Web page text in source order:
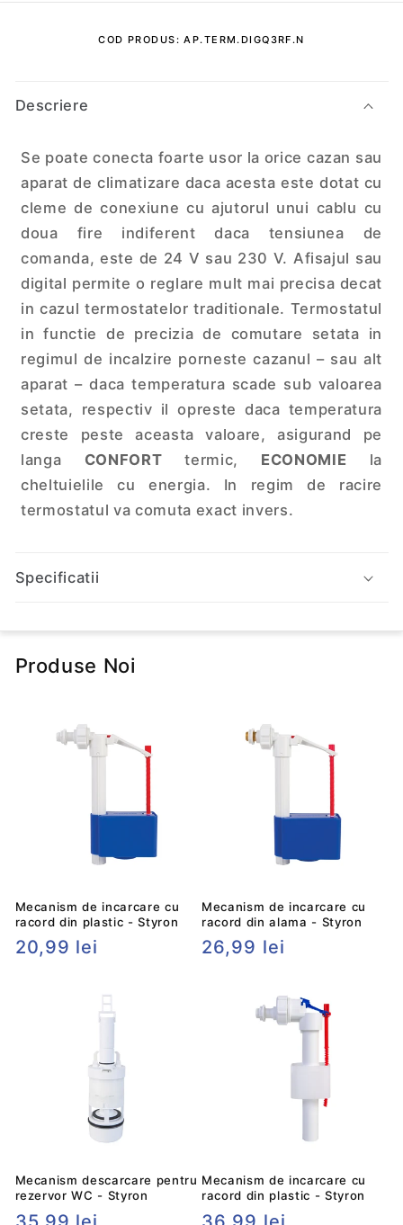
COD PRODUS: AP.TERM.DIGQ3RF.N
o
ț
n
u
t
c
a
r
e
p
o
a
t
e
f
e
t
r
Descriere
Se poate conecta foarte usor la orice cazan sau
aparat de climatizare daca acesta este dotat cu
cleme de conexiune cu ajutorul unui cablu cu
doua fire indiferent daca tensiunea de
comanda, este de 24 V sau 230 V. Afisajul sau
digital permite o reglare mult mai precisa decat
in cazul termostatelor traditionale. Termostatul
in functie de precizia de comutare setata in
regimul de incalzire porneste cazanul – sau alt
aparat – daca temperatura scade sub valoarea
setata, respectiv il opreste daca temperatura
creste peste aceasta valoare, asigurand pe
langa CONFORT termic, ECONOMIE la
cheltuielile cu energia. In regim de racire
termostatul va comuta exact invers.
Specificatii
Produse Noi
Mecanism de incarcare cu
racord din plastic - Styron
Preț
20,99 lei
Mecanism de incarcare cu
racord din alama - Styron
Preț
26,99 lei
Mecanism descarcare pentru
rezervor WC - Styron
Mecanism de incarcare cu
racord din plastic - Styron